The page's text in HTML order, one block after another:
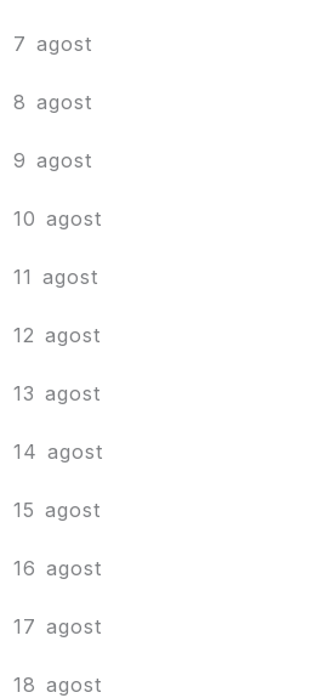
7 agost
8 agost
9 agost
10 agost
11 agost
12 agost
13 agost
14 agost
15 agost
16 agost
17 agost
18 agost